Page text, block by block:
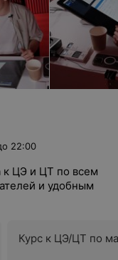
22:00
к ЦЭ и ЦТ по всем
и удобным
Курс к ЦЭ/ЦТ по